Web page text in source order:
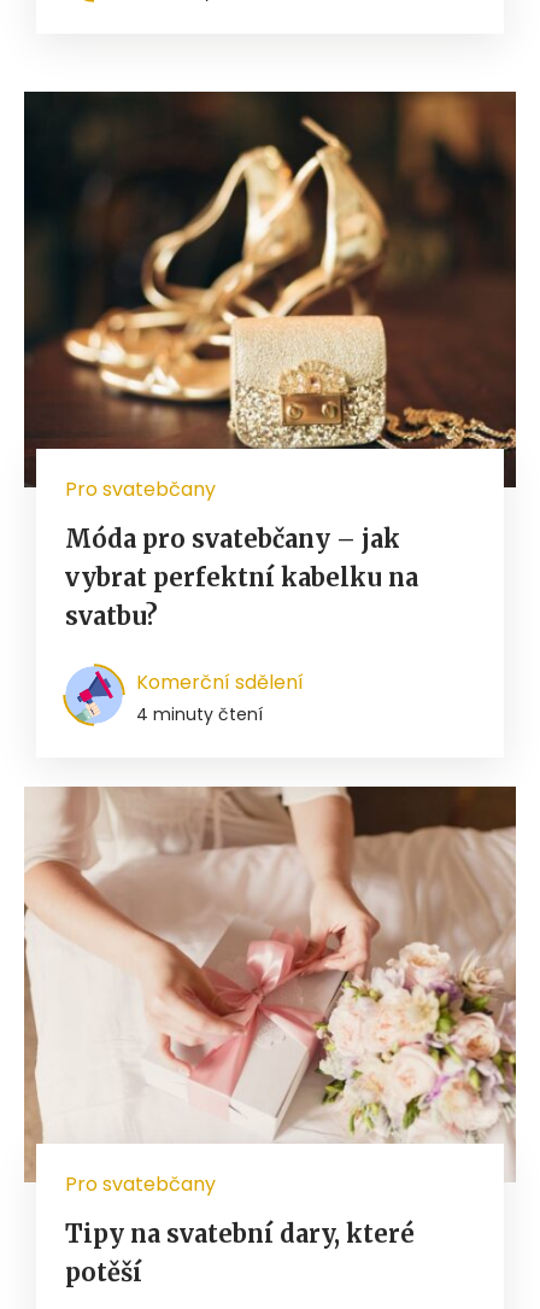
Pro svatebčany
Móda pro svatebčany – jak
vybrat perfektní kabelku na
svatbu?
Komerční sdělení
4 minuty čtení
Pro svatebčany
Tipy na svatební dary, které
potěší